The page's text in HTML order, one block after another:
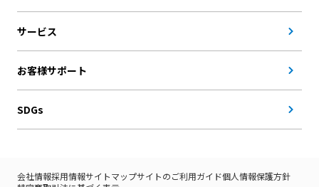
サービス
お客様サポート
SDGs
会社情報採用情報サイトマップサイトのご利用ガイド個人情報保護方針